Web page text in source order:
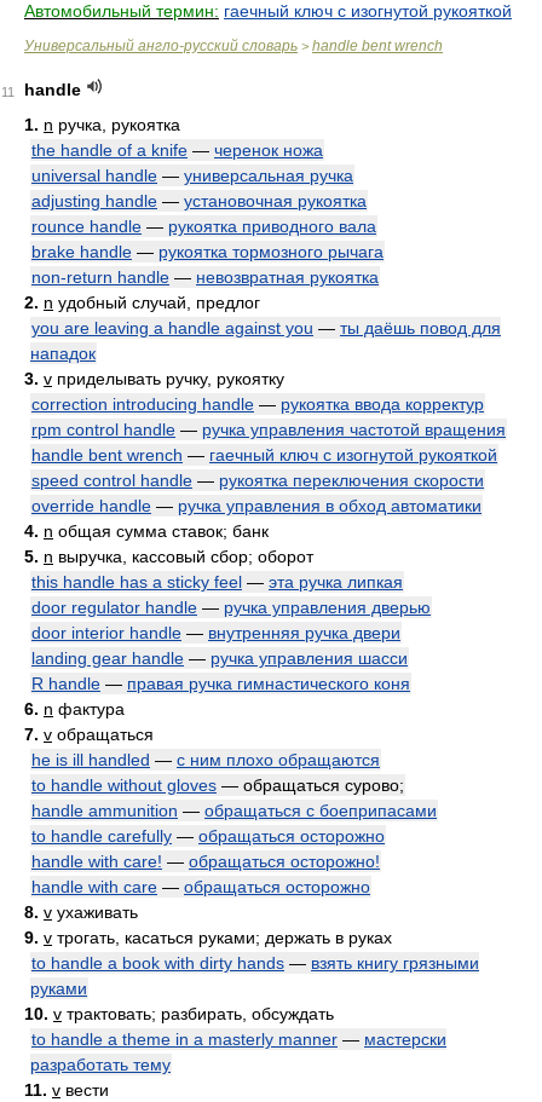
Автомобильный термин: гаечный ключ с изогнутой рукояткой
Универсальный англо-русский словарь > handle bent wrench
11
handle
1. n ручка, рукоятка
the handle of a knife — черенок ножа
universal handle — универсальная ручка
adjusting handle — установочная рукоятка
rounce handle — рукоятка приводного вала
brake handle — рукоятка тормозного рычага
non-return handle — невозвратная рукоятка
2. n удобный случай, предлог
you are leaving a handle against you — ты даёшь повод для
нападок
3. v приделывать ручку, рукоятку
correction introducing handle — рукоятка ввода корректур
rpm control handle — ручка управления частотой вращения
handle bent wrench — гаечный ключ с изогнутой рукояткой
speed control handle — рукоятка переключения скорости
override handle — ручка управления в обход автоматики
4. n общая сумма ставок; банк
5. n выручка, кассовый сбор; оборот
this handle has a sticky feel — эта ручка липкая
door regulator handle — ручка управления дверью
door interior handle — внутренняя ручка двери
landing gear handle — ручка управления шасси
R handle — правая ручка гимнастического коня
6. n фактура
7. v обращаться
he is ill handled — с ним плохо обращаются
to handle without gloves — обращаться сурово;
handle ammunition — обращаться с боеприпасами
to handle carefully — обращаться осторожно
handle with care! — обращаться осторожно!
handle with care — обращаться осторожно
8. v ухаживать
9. v трогать, касаться руками; держать в руках
to handle a book with dirty hands — взять книгу грязными
руками
10. v трактовать; разбирать, обсуждать
to handle a theme in a masterly manner — мастерски
разработать тему
11. v вести